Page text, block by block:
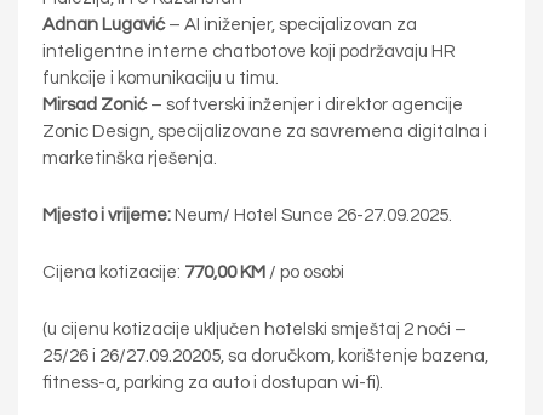
Adnan Lugavić – AI iniženjer, specijalizovan za
inteligentne interne chatbotove koji podržavaju HR
funkcije i komunikaciju u timu.
Mirsad Zonić– softverski inženjer i direktor agencije
Zonic Design, specijalizovane za savremena digitalna i
marketinška rješenja.
Mjesto i vrijeme: Neum/ Hotel Sunce 26-27.09.2025.
Cijena kotizacije: 770,00 KM / po osobi
(u cijenu kotizacije uključen hotelski smještaj 2 noći –
25/26 i 26/27.09.20205, sa doručkom, korištenje bazena,
fitness-a, parking za auto i dostupan wi-fi).